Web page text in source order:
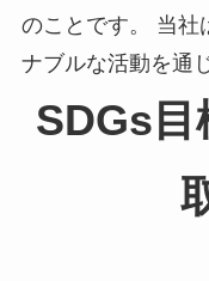
のことです。 当社
ナブルな活動を通
SDGs目